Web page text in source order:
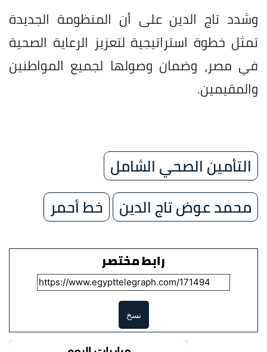
وشدد تاج الدين على أن المنظومة الجديدة
تمثل خطوة استراتيجية لتعزيز الرعاية الصحية
في مصر، وضمان وصولها لجميع المواطنين
والمقيمين.
التأمين الصحي الشامل
محمد عوض تاج الدين
خط أحمر
رابط مختصر
نسخ